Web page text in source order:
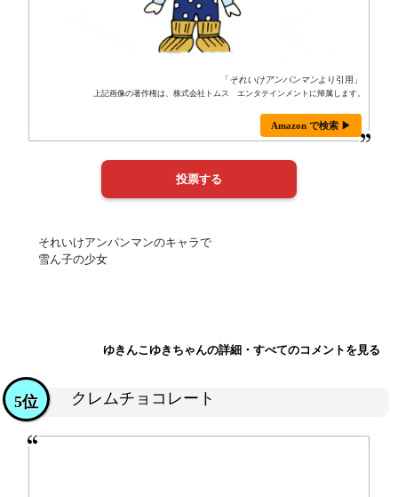
「それいけアンパンマンより引用」
上記画像の著作権は、株式会社トムス エンタテインメントに帰属します。
Amazon で検索 ▶
それいけアンパンマンのキャラで
雪ん子の少女
ゆきんこゆきちゃんの詳細・すべてのコメントを見る
クレムチョコレート
5位